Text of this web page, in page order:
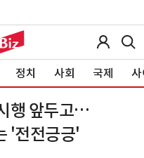
정치 사회 국제 사
행 앞두고…
'전전긍긍'